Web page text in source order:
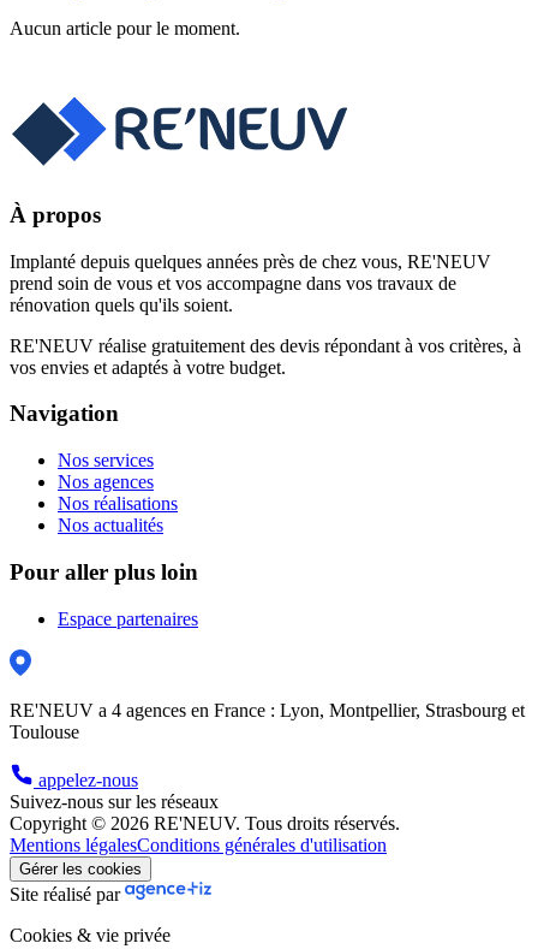
Aucun article pour le moment.
À propos
Implanté depuis quelques années près de chez vous, RE'NEUV
prend soin de vous et vos accompagne dans vos travaux de
rénovation quels qu'ils soient.
RE'NEUV réalise gratuitement des devis répondant à vos critères, à
vos envies et adaptés à votre budget.
Navigation
Nos services
Nos agences
Nos réalisations
Nos actualités
Pour aller plus loin
Espace partenaires
RE'NEUV a 4 agences en France : Lyon, Montpellier, Strasbourg et
Toulouse
appelez-nous
Suivez-nous sur les réseaux
Copyright © 2026 RE'NEUV. Tous droits réservés.
Mentions légalesConditions générales d'utilisation
Gérer les cookies
Site réalisé par
Cookies & vie privée